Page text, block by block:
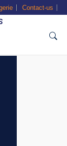
Contact-us